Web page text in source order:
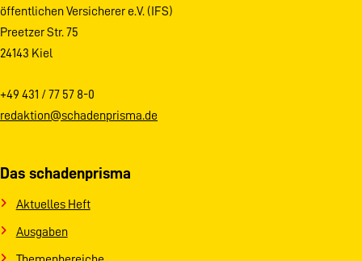
öffentlichen Versicherer e.V. (IFS)
Preetzer Str. 75
24143 Kiel
+49 431 / 77 57 8-0
redaktion@schadenprisma.de
Das schadenprisma
Aktuelles Heft
Ausgaben